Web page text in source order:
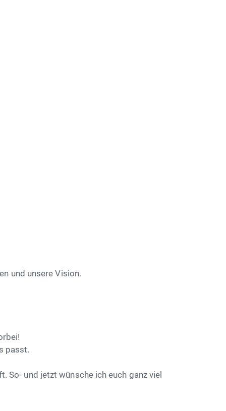
und unsere Vision.
passt.
So- und jetzt wünsche ich euch ganz viel